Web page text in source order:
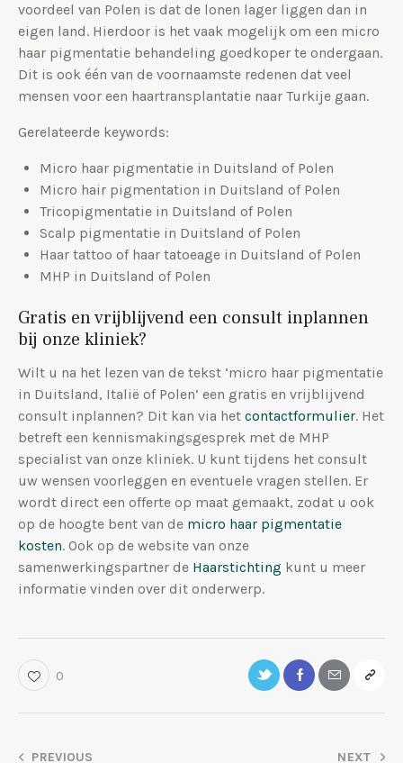
voordeel van Polen is dat de lonen lager liggen dan in
eigen land. Hierdoor is het vaak mogelijk om een micro
haar pigmentatie behandeling goedkoper te ondergaan.
Dit is ook één van de voornaamste redenen dat veel
mensen voor een haartransplantatie naar Turkije gaan.
Gerelateerde keywords:
Micro haar pigmentatie in Duitsland of Polen
Micro hair pigmentation in Duitsland of Polen
Tricopigmentatie in Duitsland of Polen
Scalp pigmentatie in Duitsland of Polen
Haar tattoo of haar tatoeage in Duitsland of Polen
MHP in Duitsland of Polen
Gratis en vrijblijvend een consult inplannen
bij onze kliniek?
Wilt u na het lezen van de tekst ‘micro haar pigmentatie
in Duitsland, Italië of Polen’ een gratis en vrijblijvend
consult inplannen? Dit kan via het contactformulier. Het
betreft een kennismakingsgesprek met de MHP
specialist van onze kliniek. U kunt tijdens het consult
uw wensen voorleggen en eventuele vragen stellen. Er
wordt direct een offerte op maat gemaakt, zodat u ook
op de hoogte bent van de micro haar pigmentatie
kosten. Ook op de website van onze
samenwerkingspartner de Haarstichting kunt u meer
informatie vinden over dit onderwerp.
0
PREVIOUS NEXT